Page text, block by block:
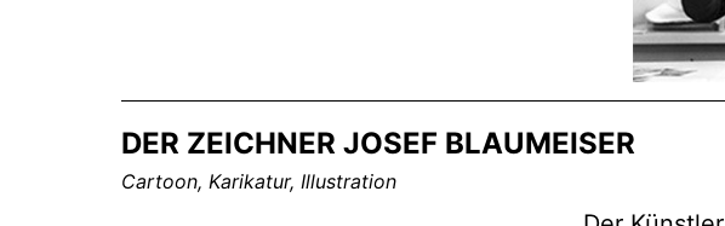
DER ZEICHNER JOSEF BLAUMEISER
Cartoon, Karikatur, Illustration